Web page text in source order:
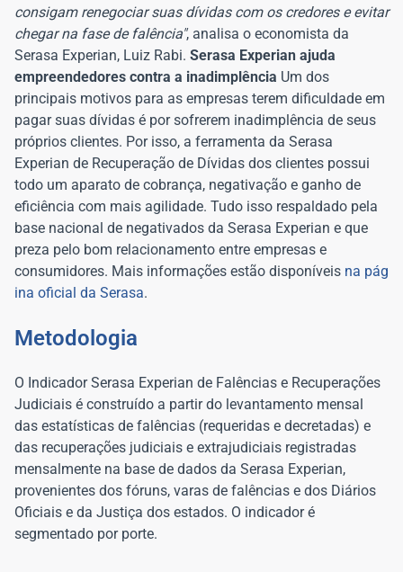
consigam renegociar suas dívidas com os credores e evitar
chegar na fase de falência", analisa o economista da
Serasa Experian, Luiz Rabi. Serasa Experian ajuda
empreendedores contra a inadimplência Um dos
principais motivos para as empresas terem dificuldade em
pagar suas dívidas é por sofrerem inadimplência de seus
próprios clientes. Por isso, a ferramenta da Serasa
Experian de Recuperação de Dívidas dos clientes possui
todo um aparato de cobrança, negativação e ganho de
eficiência com mais agilidade. Tudo isso respaldado pela
base nacional de negativados da Serasa Experian e que
preza pelo bom relacionamento entre empresas e
consumidores. Mais informações estão disponíveis na pág
ina oficial da Serasa.
Metodologia
O Indicador Serasa Experian de Falências e Recuperações
Judiciais é construído a partir do levantamento mensal
das estatísticas de falências (requeridas e decretadas) e
das recuperações judiciais e extrajudiciais registradas
mensalmente na base de dados da Serasa Experian,
provenientes dos fóruns, varas de falências e dos Diários
Oficiais e da Justiça dos estados. O indicador é
segmentado por porte.